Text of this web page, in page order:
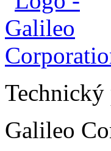
Galileo